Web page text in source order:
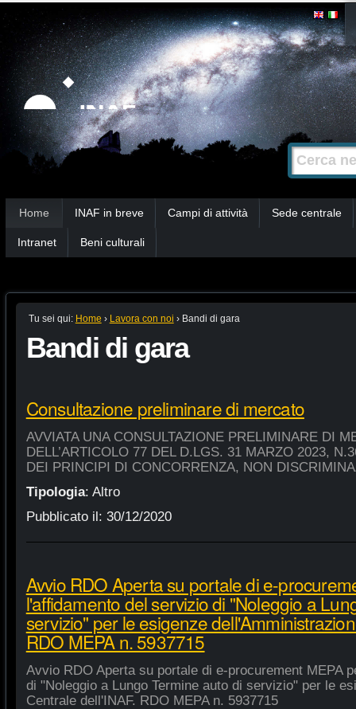
Strumenti
personali
Salta
contenuti.
|
Salta
alla
navigazione
Cerca nel
Ricerca
avanzata…
Home INAF in breve Campi di attività Sede centrale
Intranet Beni culturali
Tu sei qui: Home › Lavora con noi › Bandi di gara
Bandi di gara
Consultazione preliminare di mercato
AVVIATA UNA CONSULTAZIONE PRELIMINARE DI
DELL’ARTICOLO 77 DEL D.LGS. 31 MARZO 2023,
DEI PRINCIPI DI CONCORRENZA, NON
Tipologia: Altro
Pubblicato il: 30/12/2020
Avvio RDO Aperta su portale di e-
l'affidamento del servizio di "Noleggio a
servizio" per le esigenze
RDO MEPA n. 5937715
Avvio RDO Aperta su portale di e-procurement MEPA
di "Noleggio a Lungo Termine auto di servizio" per le
Centrale dell'INAF. RDO MEPA n. 5937715